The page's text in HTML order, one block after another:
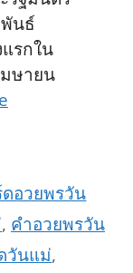
นธ์
รกใน
ษายน
อวยพรวัน
, คำอวยพรวัน
วันแม่,